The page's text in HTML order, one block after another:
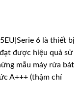
6 là thiết bị
được hiệu quả sử
mẫu máy rửa bát
A+++ (thậm chí